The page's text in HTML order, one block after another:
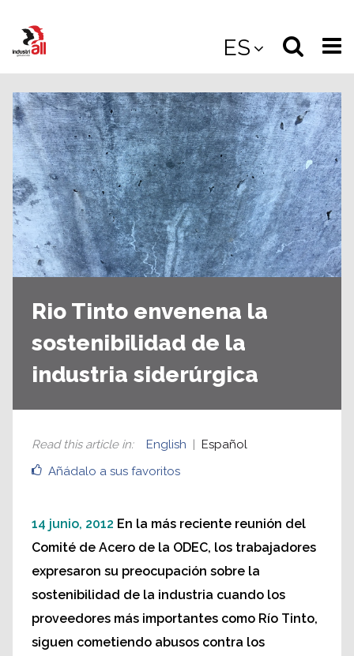
main
ES
Select
the
site
Rio Tinto envenena la
sostenibilidad de la
industria siderúrgica
Añádalo a sus favoritos
Read this article in: English Español
14 junio, 2012 En la más reciente reunión del
Comité de Acero de la ODEC, los trabajadores
expresaron su preocupación sobre la
sostenibilidad de la industria cuando los
proveedores más importantes como Río Tinto,
siguen cometiendo abusos contra los